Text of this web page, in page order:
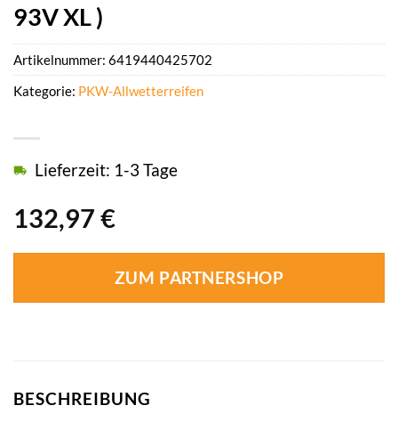
93V XL )
132,97 €
Lieferzeit: 1-3 Tage
ZUM PARTNERSHOP
Artikelnummer: 6419440425702
Kategorie: PKW-Allwetterreifen
BESCHREIBUNG